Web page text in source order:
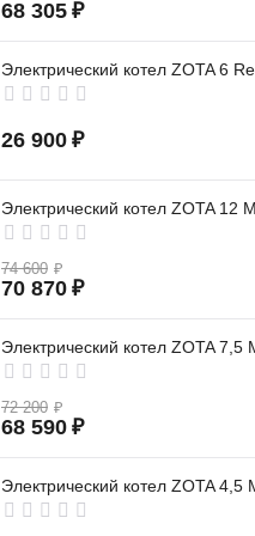
68 305 ₽
Электрический котел ZOTA 6
26 900 ₽
Электрический котел ZOTA 12
74 600 ₽
70 870 ₽
Электрический котел ZOTA 7,5
72 200 ₽
68 590 ₽
Электрический котел ZOTA 4,5